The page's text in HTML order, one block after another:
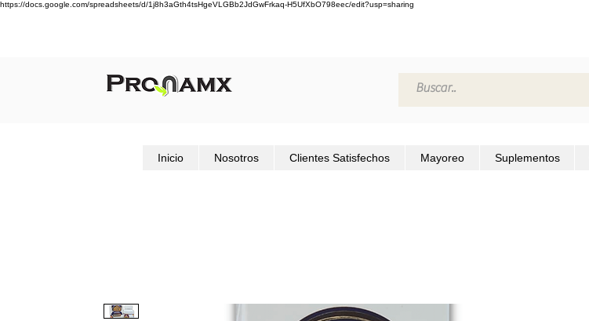
https://docs.google.com/spreadsheets/d/1j8h3aGth4tsHgeVLGBb2JdGwFrkaq-H5UfXbO798eec/edit?usp=sharing
Inicio Nosotros Clientes Satisfechos Mayoreo Suplementos